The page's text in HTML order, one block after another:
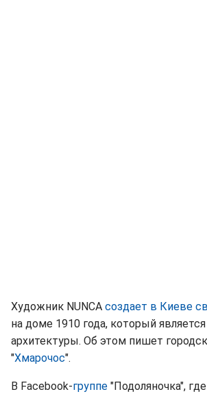
Художник NUNCA создает в Киеве
на доме 1910 года, который
архитектуры. Об этом пишет
"Хмарочос".
В Facebook-группе "Подоляночка",